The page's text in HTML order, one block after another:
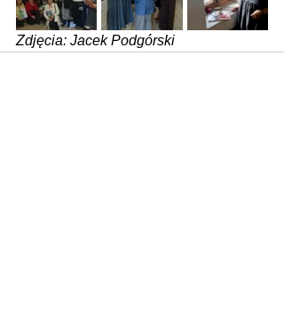
Zdjęcia: Jacek Podgórski